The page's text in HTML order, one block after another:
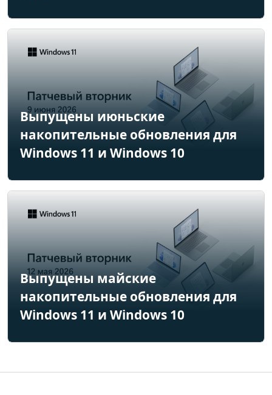
Выпущены июньские
накопительные обновления для
Windows 11 и Windows 10
Выпущены майские
накопительные обновления для
Windows 11 и Windows 10